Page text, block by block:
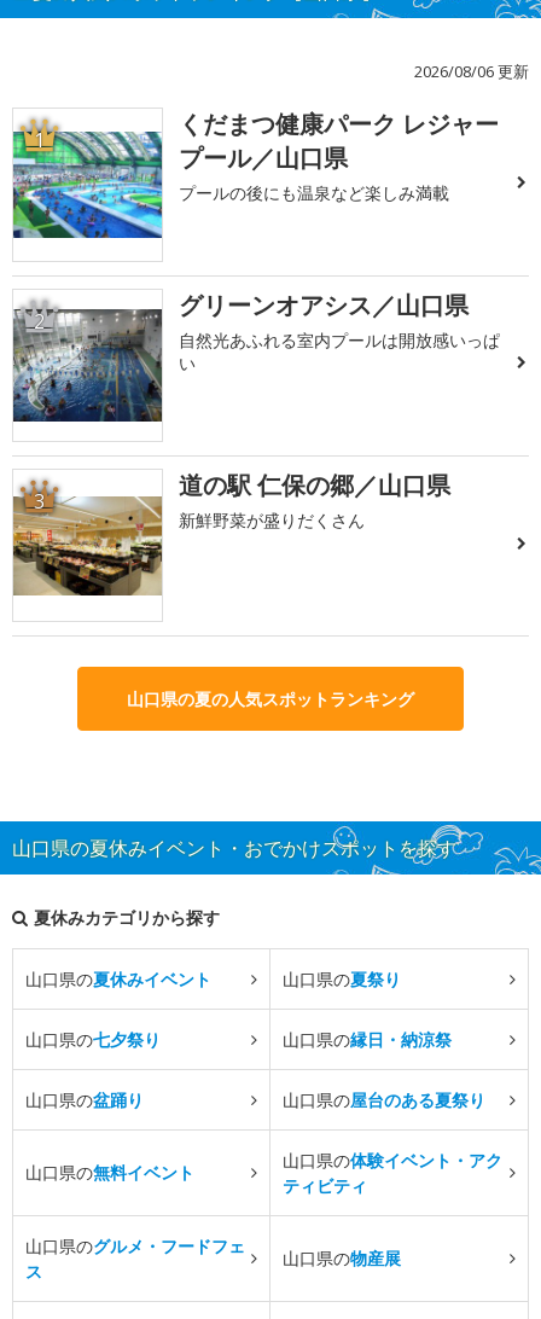
2026/08/06 更新
1
くだまつ健康パーク レジャー
プール／山口県
プールの後にも温泉など楽しみ満載
2 グリーンオアシス／山口県
自然光あふれる室内プールは開放感いっぱ
い
3 道の駅 仁保の郷／山口県
新鮮野菜が盛りだくさん
山口県の夏の人気スポットランキング
山口県の夏休みイベント・おでかけスポットを探す
夏休みカテゴリから探す
山口県の夏休みイベント 山口県の夏祭り
山口県の七夕祭り 山口県の縁日・納涼祭
山口県の盆踊り 山口県の屋台のある夏祭り
山口県の無料イベント
山口県の体験イベント・アク
ティビティ
山口県のグルメ・フードフェ
ス
山口県の物産展